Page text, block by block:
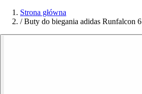
Strona główna
/ Buty do biegania adidas Runfalcon 6